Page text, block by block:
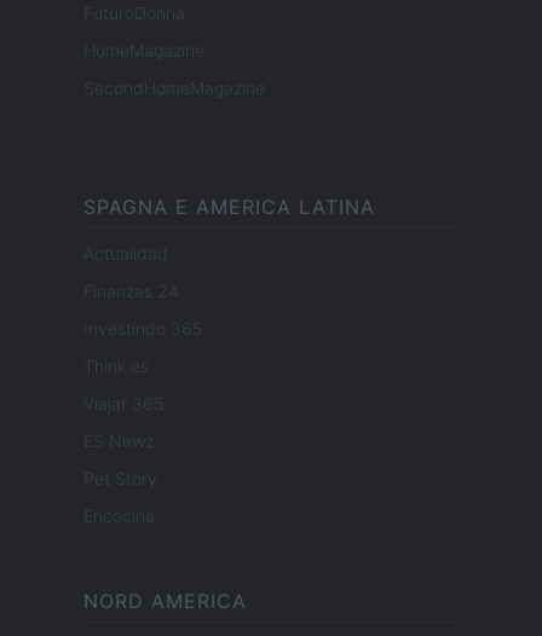
FuturoDonna
HomeMagazine
SecondHomeMagazine
SPAGNA E AMERICA LATINA
Actualidad
Finanzas 24
Investindo 365
Think.es
Viajar 365
ES Newz
Pet Story
Encocina
NORD AMERICA